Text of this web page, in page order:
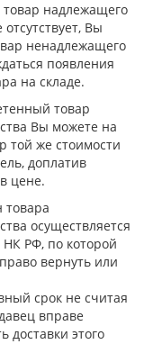
надлежащего
Вы
ненадлежащего
появления
на складе.
товар
Вы можете на
той же стоимости
доплатив
цене.
товара
осуществляется
НК РФ, по которой
вернуть или
срок не считая
вправе
доставки этого